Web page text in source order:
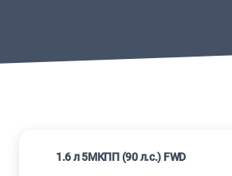
1.6 л 5МКПП (90 л.с.) FWD